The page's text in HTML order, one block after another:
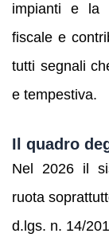
impianti e la
fiscale e
tutti segnali
e tempestiva.
Il quadro
Nel 2026 il
ruota
d.lgs. n. 14/